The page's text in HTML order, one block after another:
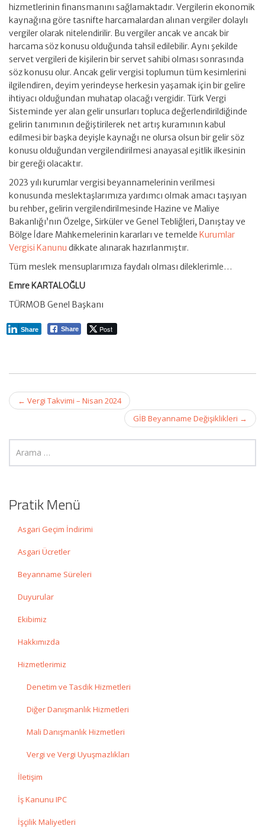
hizmetlerinin finansmanını sağlamaktadır. Vergilerin ekonomik
kaynağına göre tasnifte harcamalardan alınan vergiler dolaylı
vergiler olarak nitelendirilir. Bu vergiler ancak ve ancak bir
harcama söz konusu olduğunda tahsil edilebilir. Aynı şekilde
servet vergileri de kişilerin bir servet sahibi olması sonrasında
söz konusu olur. Ancak gelir vergisi toplumun tüm kesimlerini
ilgilendiren, deyim yerindeyse herkesin yaşamak için bir gelire
ihtiyacı olduğundan muhatap olacağı vergidir. Türk Vergi
Sisteminde yer alan gelir unsurları topluca değerlendirildiğinde
gelirin tanımının değiştirilerek net artış kuramının kabul
edilmesi bir başka deyişle kaynağı ne olursa olsun bir gelir söz
konusu olduğundan vergilendirilmesi anayasal eşitlik ilkesinin
bir gereği olacaktır.
2023 yılı kurumlar vergisi beyannamelerinin verilmesi
konusunda meslektaşlarımıza yardımcı olmak amacı taşıyan
bu rehber, gelirin vergilendirilmesinde Hazine ve Maliye
Bakanlığı’nın Özelge, Sirküler ve Genel Tebliğleri, Danıştay ve
Bölge İdare Mahkemelerinin kararları ve temelde Kurumlar
Vergisi Kanunu dikkate alınarak hazırlanmıştır.
Tüm meslek mensuplarımıza faydalı olması dileklerimle…
Emre KARTALOĞLU
TÜRMOB Genel Başkanı
Share Post
Share
Post
navigation
← Vergi Takvimi – Nisan 2024
GİB Beyanname Değişiklikleri →
Pratik Menü
Asgari Geçim İndirimi
Asgari Ücretler
Beyanname Süreleri
Duyurular
Ekibimiz
Hakkımızda
Hizmetlerimiz
Denetim ve Tasdik Hizmetleri
Diğer Danışmanlık Hizmetleri
Mali Danışmanlık Hizmetleri
Vergi ve Vergi Uyuşmazlıkları
İletişim
İş Kanunu IPC
İşçilik Maliyetleri